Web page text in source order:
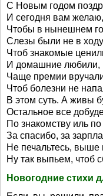
С Новым годом
И сегодня вам желаю,
Чтобы в нынешнем
Слезы были не в
Чтоб знакомые
И домашние любили,
Чаще премии
Чтоб болезни не
В этом суть. А живы
Остальное все
По знакомству иль по
За спасибо, за
Не печальтесь, выше
Ну так выпьем, чтоб
Новогодние стихи